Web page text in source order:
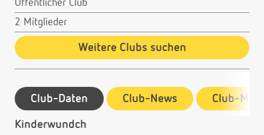
Öffentlicher Club
2 Mitglieder
Weitere Clubs suchen
Club-Daten Club-News Club-
Kinderwundch